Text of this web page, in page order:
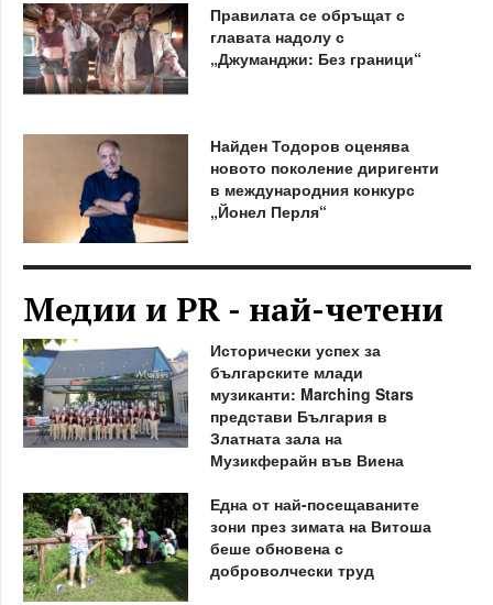
Правилата се обръщат с
главата надолу с
„Джуманджи: Без граници“
Найден Тодоров оценява
новото поколение диригенти
в международния конкурс
„Йонел Перля“
Медии и PR - най-четени
Исторически успех за
българските млади
музиканти: Marching Stars
представи България в
Златната зала на
Музикферайн във Виена
Една от най-посещаваните
зони през зимата на Витоша
беше обновена с
доброволчески труд